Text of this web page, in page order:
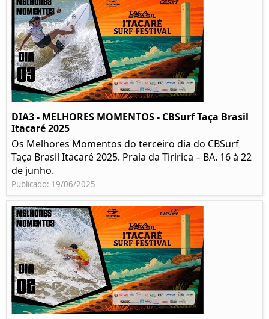
DIA3 - MELHORES MOMENTOS - CBSurf Taça Brasil
Itacaré 2025
Os Melhores Momentos do terceiro dia do CBSurf
Taça Brasil Itacaré 2025. Praia da Tiririca – BA. 16 à 22
de junho.
Publicado: 19/06/2025